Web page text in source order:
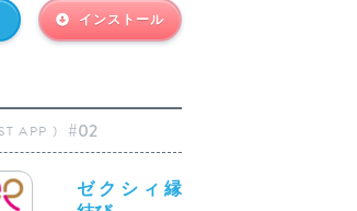
インストール
#02
ゼクシィ縁